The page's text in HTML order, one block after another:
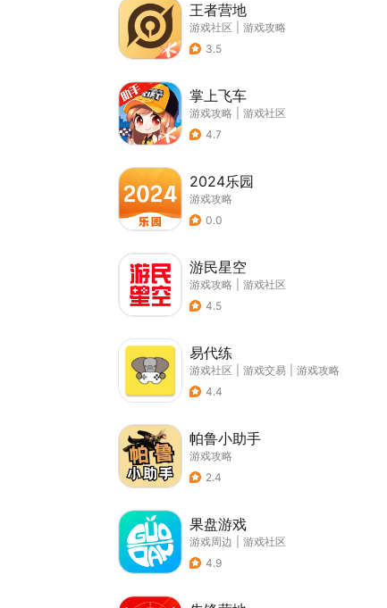
王者营地
游戏社区
游戏攻略
3.5
掌上飞车
游戏攻略
游戏社区
4.7
2024乐园
游戏攻略
0.0
游民星空
游戏攻略
游戏社区
4.5
易代练
游戏社区 游戏交易
游戏攻略
4.4
帕鲁小助手
游戏攻略
2.4
果盘游戏
游戏周边
游戏社区
4.9